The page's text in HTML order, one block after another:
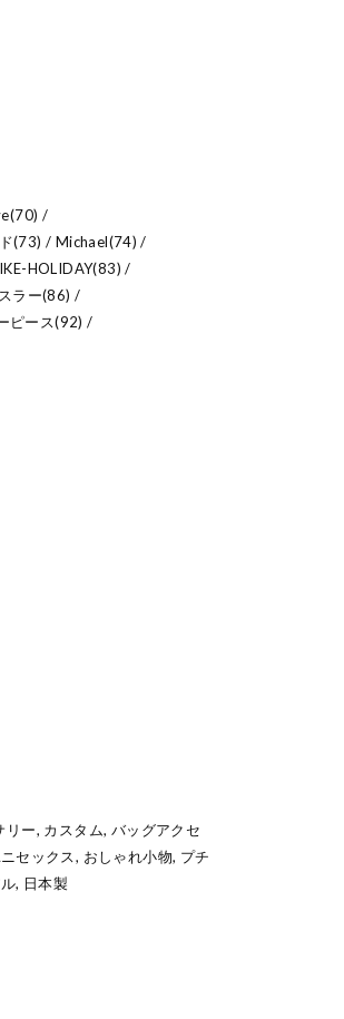
/
(73) / Michael(74) /
HOLIDAY(83) /
ラー(86) /
ピース(92) /
ー, カスタム, バッグアクセ
セックス, おしゃれ小物, プチ
, 日本製